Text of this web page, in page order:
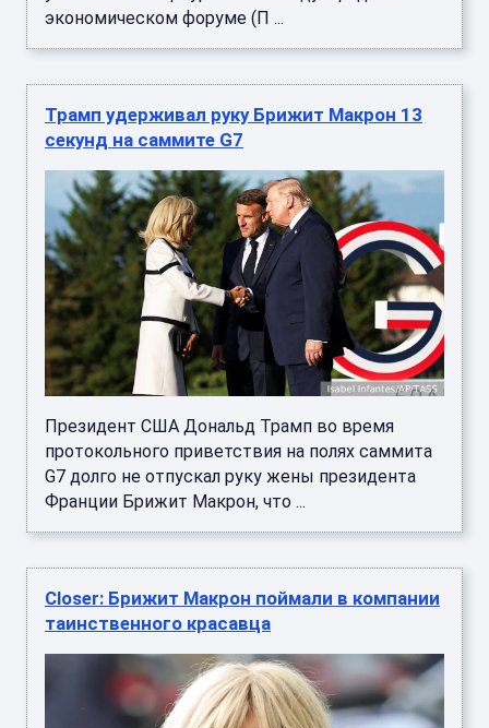
экономическом форуме (П ...
Трамп удерживал руку Брижит Макрон 13
секунд на саммите G7
Президент США Дональд Трамп во время
протокольного приветствия на полях саммита
G7 долго не отпускал руку жены президента
Франции Брижит Макрон, что ...
Closer: Брижит Макрон поймали в компании
таинственного красавца